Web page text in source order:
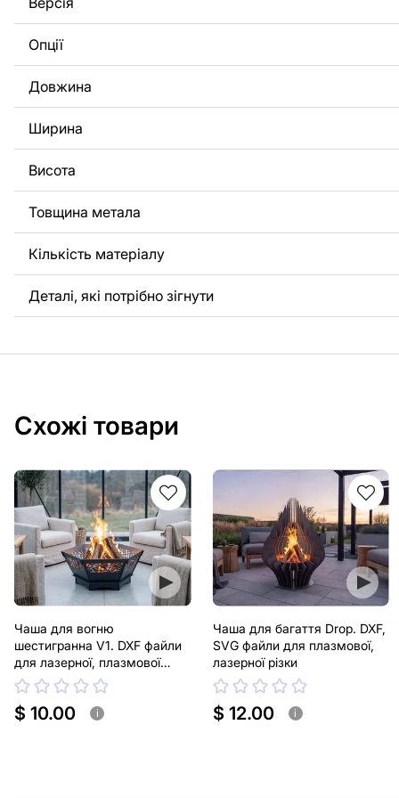
потрібно, щоб ми виконали індивідуальне креслення
вас, будь ласка, зв'яжіться з нами.
Якщо у вас залишилися питання або вам потрібна
нами в будь-який час, ми завжди готові допомогти.
Опції
Довжина
Ширина
Висота
Товщина метала
Кількість матеріалу
Деталі, які потрібно зігнути
Схожі товари
Чаша для вогню
шестигранна V1. DXF файли
для лазерної, плазмової
різки
$ 10.00 i
Чаша для багаття Drop. DXF,
SVG файли для плазмової,
лазерної різки
$ 12.00 i